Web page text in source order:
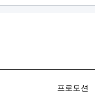
프로모션